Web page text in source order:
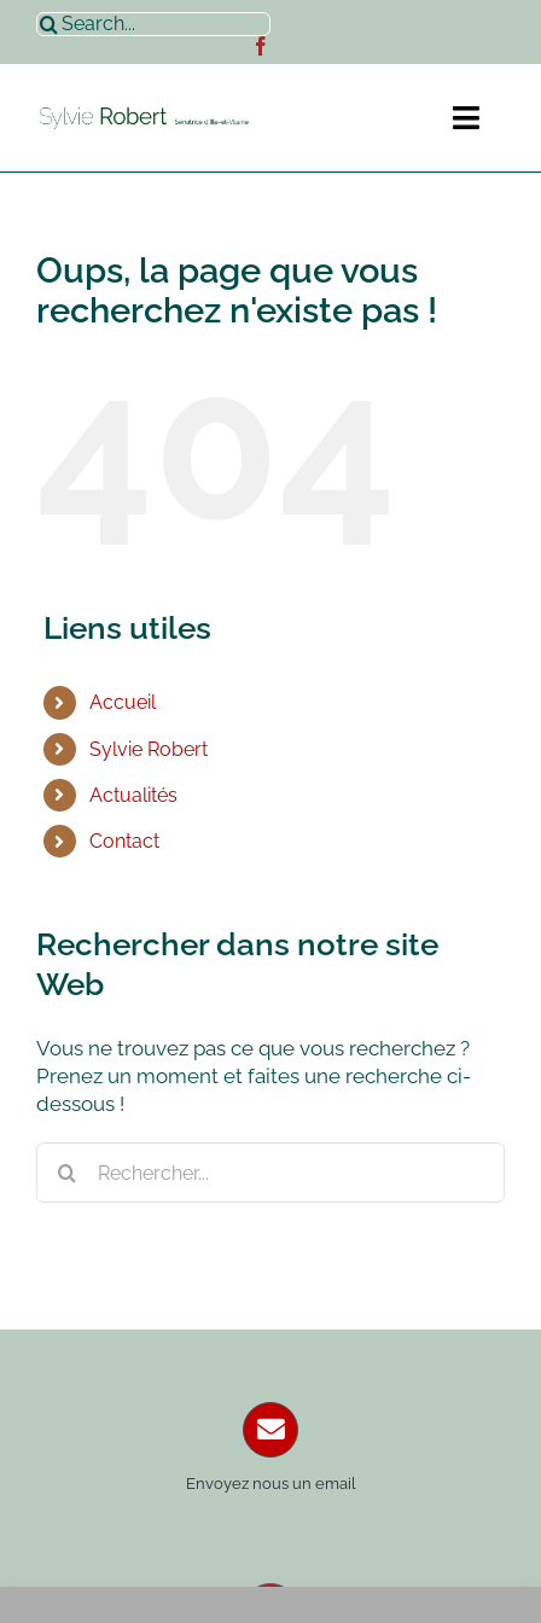
Passer
contenu
Rechercher:
Sylvie Robert
Oups, la page que vous
recherchez n'existe pas !
Liens utiles
Accueil
Sylvie Robert
Actualités
Contact
Rechercher dans notre site
Web
Vous ne trouvez pas ce que vous recherchez ?
Prenez un moment et faites une recherche ci-
dessous !
Envoyez nous un email